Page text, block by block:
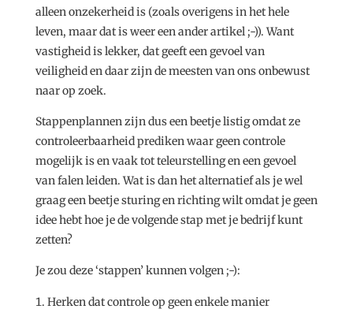
alleen onzekerheid is (zoals overigens in het hele
leven, maar dat is weer een ander artikel ;-)). Want
vastigheid is lekker, dat geeft een gevoel van
veiligheid en daar zijn de meesten van ons onbewust
naar op zoek.
Stappenplannen zijn dus een beetje listig omdat ze
controleerbaarheid prediken waar geen controle
mogelijk is en vaak tot teleurstelling en een gevoel
van falen leiden. Wat is dan het alternatief als je wel
graag een beetje sturing en richting wilt omdat je geen
idee hebt hoe je de volgende stap met je bedrijf kunt
zetten?
Je zou deze ‘stappen’ kunnen volgen ;-):
Herken dat controle op geen enkele manier